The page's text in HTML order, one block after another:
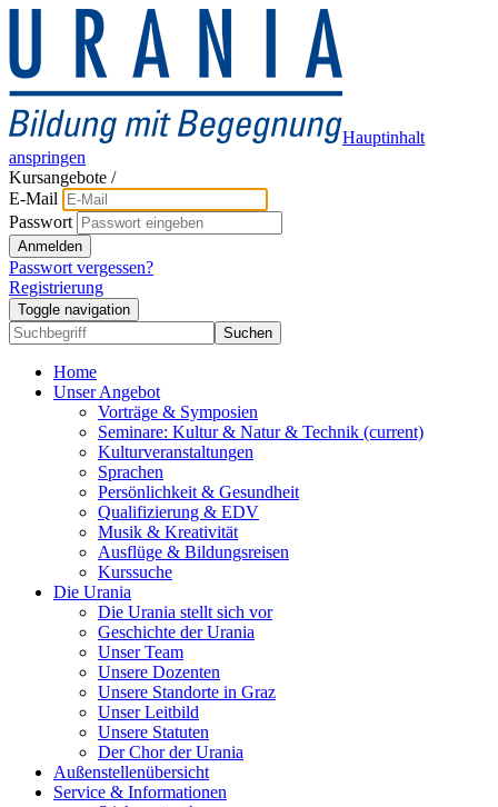
Hauptinhalt
anspringen
Kursangebote /
E-Mail
Passwort
Anmelden
Passwort vergessen?
Registrierung
Toggle navigation
Suchen
Home
Unser Angebot
Vorträge & Symposien
Seminare: Kultur & Natur & Technik (current)
Kulturveranstaltungen
Sprachen
Persönlichkeit & Gesundheit
Qualifizierung & EDV
Musik & Kreativität
Ausflüge & Bildungsreisen
Kurssuche
Die Urania
Die Urania stellt sich vor
Geschichte der Urania
Unser Team
Unsere Dozenten
Unsere Standorte in Graz
Unser Leitbild
Unsere Statuten
Der Chor der Urania
Außenstellenübersicht
Service & Informationen